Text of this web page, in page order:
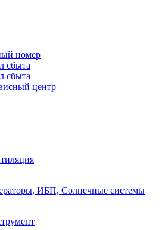
номер
сбыта
сбыта
центр
ИБП, Солнечные системы